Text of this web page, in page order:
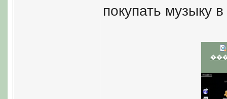
покупать музыку